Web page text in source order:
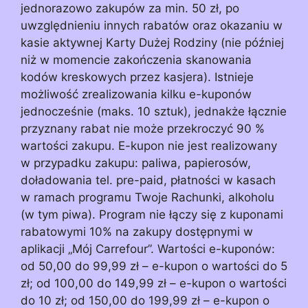
jednorazowo zakupów za min. 50 zł, po
uwzględnieniu innych rabatów oraz okazaniu w
kasie aktywnej Karty Dużej Rodziny (nie później
niż w momencie zakończenia skanowania
kodów kreskowych przez kasjera). Istnieje
możliwość zrealizowania kilku e-kuponów
jednocześnie (maks. 10 sztuk), jednakże łącznie
przyznany rabat nie może przekroczyć 90 %
wartości zakupu. E-kupon nie jest realizowany
w przypadku zakupu: paliwa, papierosów,
doładowania tel. pre-paid, płatności w kasach
w ramach programu Twoje Rachunki, alkoholu
(w tym piwa). Program nie łączy się z kuponami
rabatowymi 10% na zakupy dostępnymi w
aplikacji „Mój Carrefour”. Wartości e-kuponów:
od 50,00 do 99,99 zł – e-kupon o wartości do 5
zł; od 100,00 do 149,99 zł – e-kupon o wartości
do 10 zł; od 150,00 do 199,99 zł – e-kupon o